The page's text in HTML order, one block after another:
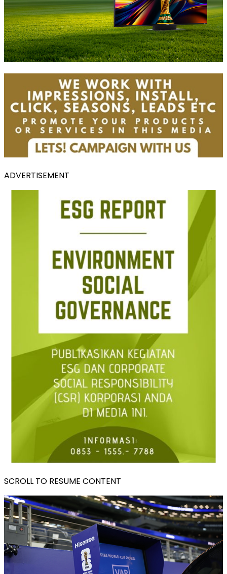
ADVERTISEMENT
SCROLL TO RESUME CONTENT